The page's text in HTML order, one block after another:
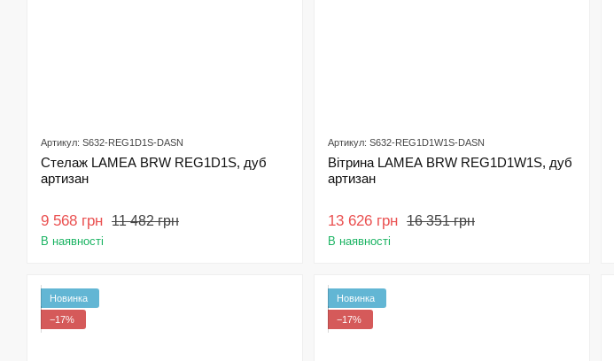
Артикул: S632-REG1D1S-DASN
Стелаж LAMEA BRW REG1D1S, дуб
артизан
11 482 грн
9 568 грн
В наявності
Артикул: S632-REG1D1W1S-DASN
Вітрина LAMEA BRW REG1D1W1S, дуб
артизан
16 351 грн
13 626 грн
В наявності
Новинка
−17%
Новинка
−17%